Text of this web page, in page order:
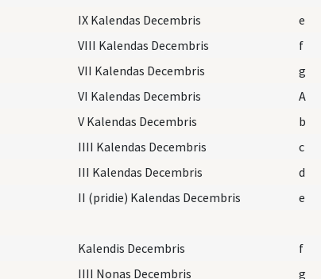
IX Kalendas Decembris
e
VIII Kalendas Decembris
f
VII Kalendas Decembris
g
VI Kalendas Decembris
A
V Kalendas Decembris
b
IIII Kalendas Decembris
c
III Kalendas Decembris
d
II (pridie) Kalendas Decembris
e
Kalendis Decembris
f
IIII Nonas Decembris
g